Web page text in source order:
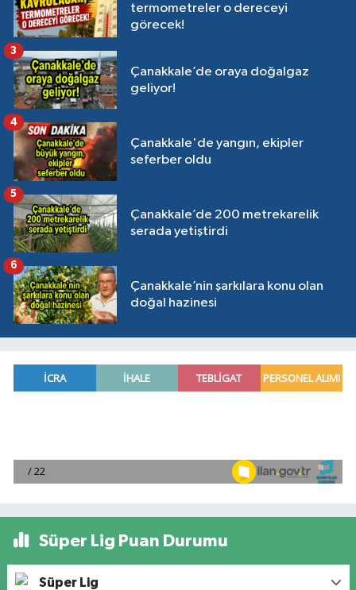
termometreler o dereceyi
görecek!
Çanakkale’de oraya doğalgaz
geliyor!
3
Çanakkale'de yangın, ekipler
seferber oldu
4
Çanakkale’de 200 metrekarelik
serada yetiştirdi
5
Çanakkale’nin şarkılara konu olan
doğal hazinesi
6
Süper Lig Puan Durumu
Süper Lig